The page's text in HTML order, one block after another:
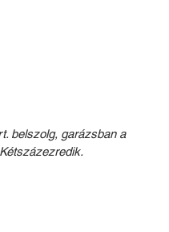
belszolg, garázsban a
Kétszázezredik.